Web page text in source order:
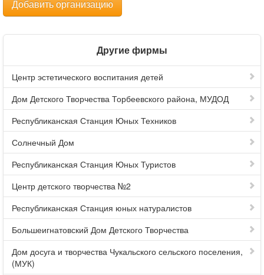
Добавить организацию
Другие фирмы
Центр эстетического воспитания детей
Дом Детского Творчества Торбеевского района, МУДОД
Республиканская Станция Юных Техников
Солнечный Дом
Республиканская Станция Юных Туристов
Центр детского творчества №2
Республиканская Станция юных натуралистов
Большеигнатовский Дом Детского Творчества
Дом досуга и творчества Чукальского сельского поселения,
(МУК)